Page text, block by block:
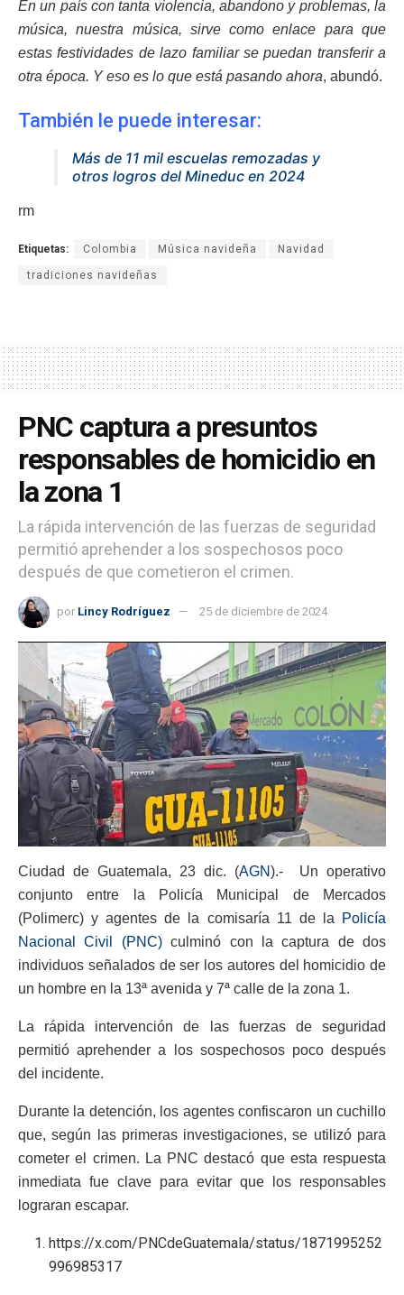
En un país con tanta violencia, abandono y problemas, la
música, nuestra música, sirve como enlace para que
estas festividades de lazo familiar se puedan transferir a
otra época. Y eso es lo que está pasando ahora, abundó.
También le puede interesar:
Más de 11 mil escuelas remozadas y
otros logros del Mineduc en 2024
rm
Etiquetas: Colombia Música navideña Navidad
tradiciones navideñas
PNC captura a presuntos
responsables de homicidio en
la zona 1
La rápida intervención de las fuerzas de seguridad
permitió aprehender a los sospechosos poco
después de que cometieron el crimen.
por Lincy Rodríguez 25 de diciembre de 2024
Ciudad de Guatemala, 23 dic. (AGN).- Un operativo
conjunto entre la Policía Municipal de Mercados
(Polimerc) y agentes de la comisaría 11 de la
Policía
Nacional Civil (PNC)culminó con la captura de dos
individuos señalados de ser los autores del homicidio de
un hombre en la 13ª avenida y 7ª calle de la zona 1.
La rápida intervención de las fuerzas de seguridad
permitió aprehender a los sospechosos poco después
del incidente.
Durante la detención, los agentes confiscaron un cuchillo
que, según las primeras investigaciones, se utilizó para
cometer el crimen. La PNC destacó que esta respuesta
inmediata fue clave para evitar que los responsables
lograran escapar.
https://x.com/PNCdeGuatemala/status/1871995252
996985317